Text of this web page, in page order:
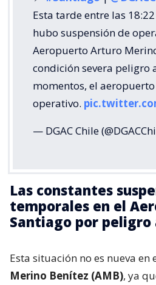
Esta tarde entre las
hubo suspensión de
Aeropuerto Arturo
condición severa peligro
momentos, el
operativo.
— DGAC Chile
Las constantes
temporales en el
Santiago por
Esta situación no es nueva en
Merino Benítez (AMB), ya